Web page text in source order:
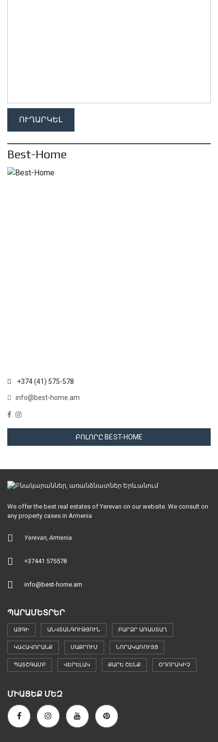
Best-Home
+374 (41) 575-578
info@best-home.am
ԲՈԼՈՐԸ BEST-HOME
We offer the best real estates of Yerevan on our website. We consult on
any property cases in Armenia
Yerevan, Armenia
+37441 575578
info@best-home.am
ՊԱՐԱՄԵՏՐԵՐ
ԱՅԳԻ ԱՆՎՏԱՆԳՈՒԹՅՈՒՆ ԲԱՐՁՐ ԱՌԱՍՏԱՂ
ԿԱՀԱՎՈՐԱՆՔ ՄԱՔՐՈՒՄ ՆՈՐԱԿԱՌՈՒՅՑ
ՊԱՏՇԳԱՄԲ ՎԵՐԵԼԱԿ ՔԱՐԵ ՇԵՆՔ ՕԴՈՐԱԿԻՉ
ՄԻԱՑԵՔ ՄԵԶ